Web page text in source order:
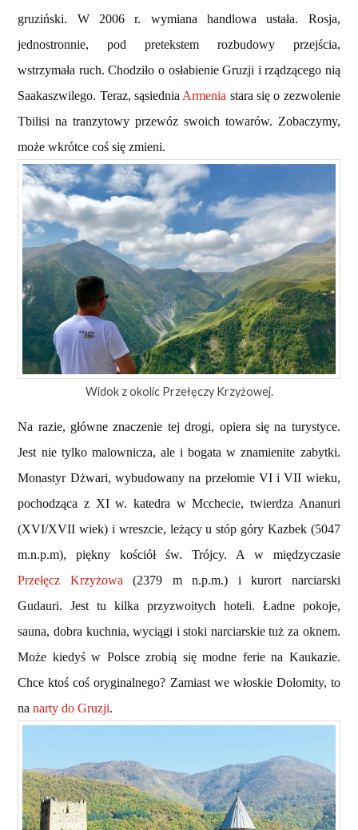
gruziński. W 2006 r. wymiana handlowa ustała. Rosja,
jednostronnie, pod pretekstem rozbudowy przejścia,
wstrzymała ruch. Chodziło o osłabienie Gruzji i rządzącego nią
Saakaszwilego. Teraz, sąsiednia Armenia stara się o zezwolenie
Tbilisi na tranzytowy przewóz swoich towarów. Zobaczymy,
może wkrótce coś się zmieni.
Widok z okolic Przełęczy Krzyżowej.
Na razie, główne znaczenie tej drogi, opiera się na turystyce.
Jest nie tylko malownicza, ale i bogata w znamienite zabytki.
Monastyr Dżwari, wybudowany na przełomie VI i VII wieku,
pochodząca z XI w. katedra w Mcchecie, twierdza Ananuri
(XVI/XVII wiek) i wreszcie, leżący u stóp góry Kazbek (5047
m.n.p.m), piękny kościół św. Trójcy. A w międzyczasie
Przełęcz Krzyżowa (2379 m n.p.m.) i kurort narciarski
Gudauri. Jest tu kilka przyzwoitych hoteli. Ładne pokoje,
sauna, dobra kuchnia, wyciągi i stoki narciarskie tuż za oknem.
Może kiedyś w Polsce zrobią się modne ferie na Kaukazie.
Chce ktoś coś oryginalnego? Zamiast we włoskie Dolomity, to
nanarty do Gruzji.